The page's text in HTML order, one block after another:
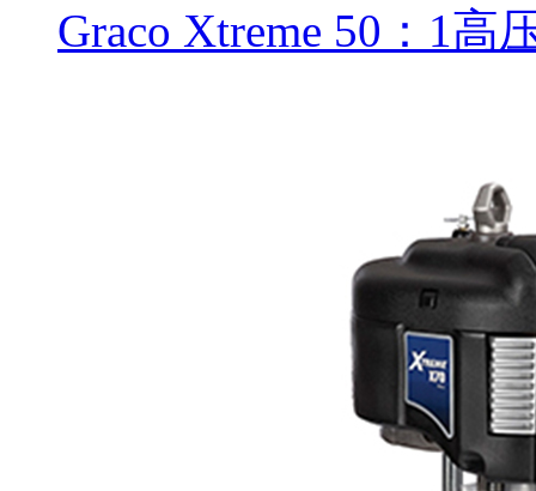
Graco Xtreme 50：1高